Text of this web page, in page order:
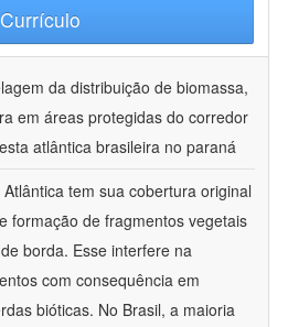
Currículo
da distribuição de biomassa,
em áreas protegidas do corredor
atlântica brasileira no paraná
tem sua cobertura original
formação de fragmentos vegetais
borda. Esse interfere na
com consequência em
bióticas. No Brasil, a maioria